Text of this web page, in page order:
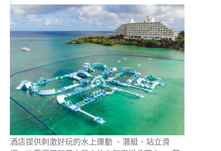
酒店提供刺激好玩的水上運動 、潛艇、站立滑